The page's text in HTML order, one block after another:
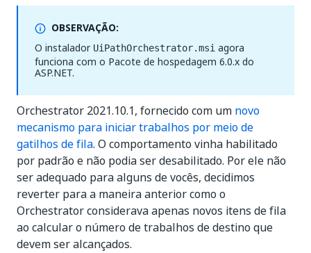
OBSERVAÇÃO:
O instalador UiPathOrchestrator.msi agora
funciona com o Pacote de hospedagem 6.0.x do
ASP.NET.
Orchestrator 2021.10.1, fornecido com um novo
mecanismo para iniciar trabalhos por meio de
gatilhos de fila. O comportamento vinha habilitado
por padrão e não podia ser desabilitado. Por ele não
ser adequado para alguns de vocês, decidimos
reverter para a maneira anterior como o
Orchestrator considerava apenas novos itens de fila
ao calcular o número de trabalhos de destino que
devem ser alcançados.